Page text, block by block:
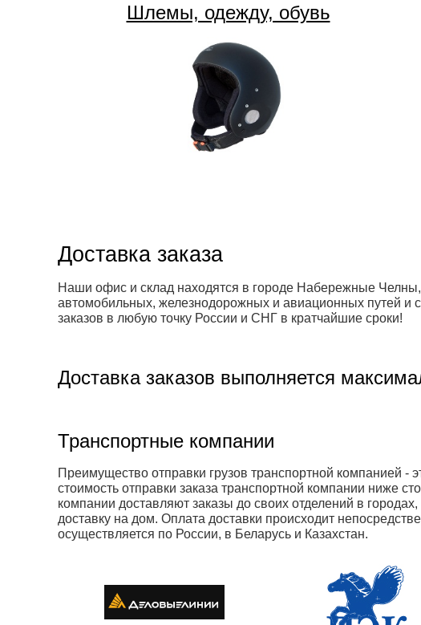
Шлемы, одежду, обувь
Доставка заказа
Наши офис и склад находятся в городе Набережные Челны,
автомобильных, железнодорожных и авиационных путей и
заказов в любую точку России и СНГ в кратчайшие сроки!
Доставка заказов выполняется
Транспортные компании
Преимущество отправки грузов транспортной компанией -
стоимость отправки заказа транспортной компании ниже
компании доставляют заказы до своих отделений в
доставку на дом. Оплата доставки происходит
осуществляется по России, в Беларусь и Казахстан.